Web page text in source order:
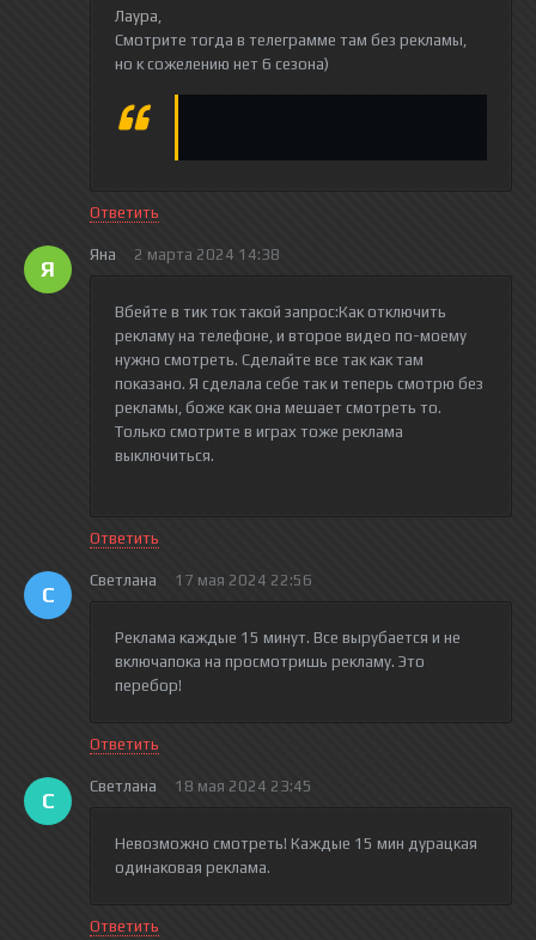
Лаура,
Смотрите тогда в телеграмме там без рекламы,
но к сожелению нет 6 сезона)
Ответить
Я
Яна 2 марта 2024 14:38
Вбейте в тик ток такой запрос:Как отключить
рекламу на телефоне, и второе видео по-моему
нужно смотреть. Сделайте все так как там
показано. Я сделала себе так и теперь смотрю без
рекламы, боже как она мешает смотреть то.
Только смотрите в играх тоже реклама
выключиться.
Ответить
С
Светлана 17 мая 2024 22:56
Реклама каждые 15 минут. Все вырубается и не
включапока на просмотришь рекламу. Это
перебор!
Ответить
С
Светлана 18 мая 2024 23:45
Невозможно смотреть! Каждые 15 мин дурацкая
одинаковая реклама.
Ответить